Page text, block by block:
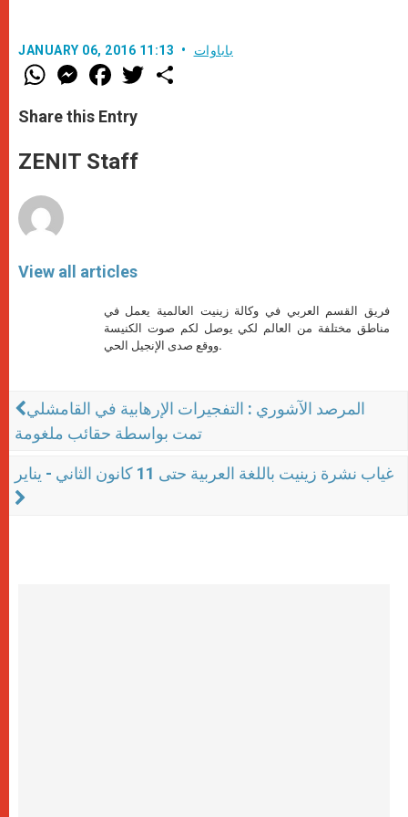
JANUARY 06, 2016 11:13 باباوات
W
h
t
s
p
p
M
e
s
e
g
e
F
a
e
b
o
k
w
Share this Entry
ZENIT Staff
View all articles
فريق القسم العربي في وكالة زينيت العالمية يعمل في
مناطق مختلفة من العالم لكي يوصل لكم صوت الكنيسة
ووقع صدى الإنجيل الحي.
المرصد الآشوري : التفجيرات الإرهابية في القامشلي
تمت بواسطة حقائب ملغومة
غياب نشرة زينيت باللغة العربية حتى 11 كانون الثاني - يناير